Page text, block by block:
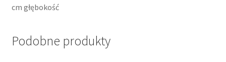
cm głębokość
Podobne produkty